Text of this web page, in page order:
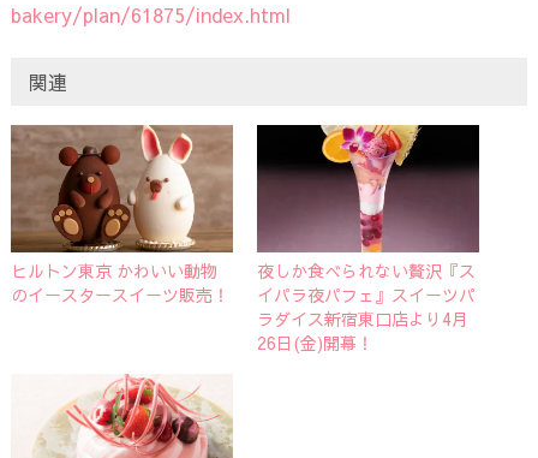
bakery/plan/61875/index.html
関連
ヒルトン東京 かわいい動物
のイースタースイーツ販売！
夜しか食べられない贅沢『ス
イパラ夜パフェ』スイーツパ
ラダイス新宿東口店より4月
26日(金)開幕！